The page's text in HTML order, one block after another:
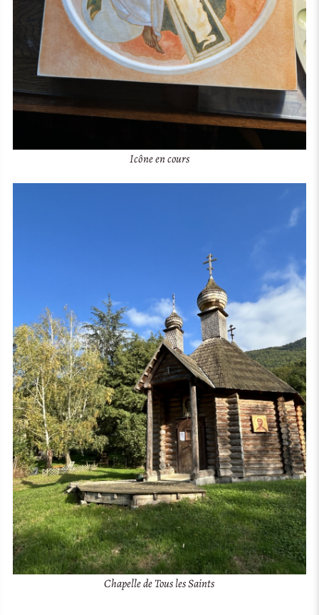
Icône en cours
Chapelle de Tous les Saints